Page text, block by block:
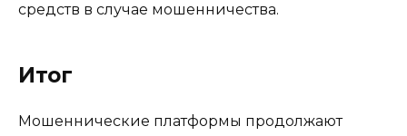
средств в случае мошенничества.
Итог
Мошеннические платформы продолжают